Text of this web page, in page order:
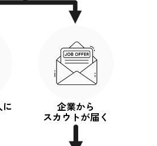
企業から
スカウトが届く